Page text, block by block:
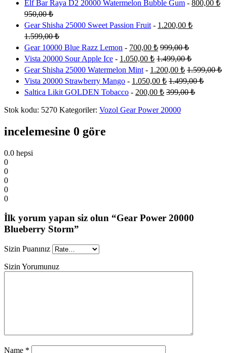
Elf Bar Raya D2 20000 Watermelon Bubble Gum - 800,00 ₺
950,00₺
Gear Shisha 25000 Sweet Passion Fruit - 1.200,00 ₺
1.599,00₺
Gear 10000 Blue Razz Lemon - 700,00 ₺ 999,00₺
Vista 20000 Sour Apple Ice - 1.050,00 ₺ 1.499,00₺
Gear Shisha 25000 Watermelon Mint - 1.200,00 ₺ 1.599,00₺
Vista 20000 Strawberry Mango - 1.050,00 ₺ 1.499,00₺
Saltica Likit GOLDEN Tobacco - 200,00 ₺ 399,00₺
Stok kodu: 5270 Kategoriler: Vozol Gear Power 20000
incelemesine 0 göre
0.0 hepsi
0
0
0
0
0
İlk yorum yapan siz olun “Gear Power 20000
Blueberry Storm”
Sizin Puanınız
Sizin Yorumunuz
Name *